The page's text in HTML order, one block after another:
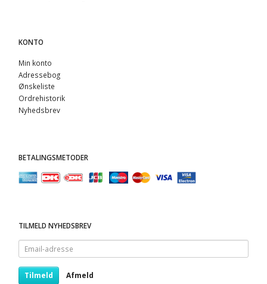
KONTO
Min konto
Adressebog
Ønskeliste
Ordrehistorik
Nyhedsbrev
BETALINGSMETODER
TILMELD NYHEDSBREV
Email-
adresse
Tilmeld Afmeld